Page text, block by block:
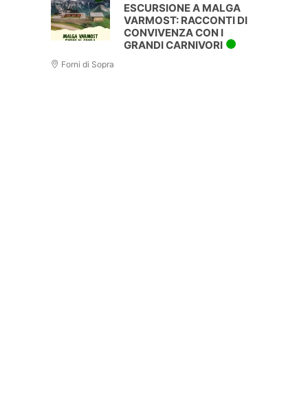
ESCURSIONE A MALGA
VARMOST: RACCONTI DI
CONVIVENZA CON I
GRANDI CARNIVORI
Forni di Sopra